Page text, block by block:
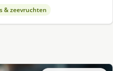
& zeevruchten